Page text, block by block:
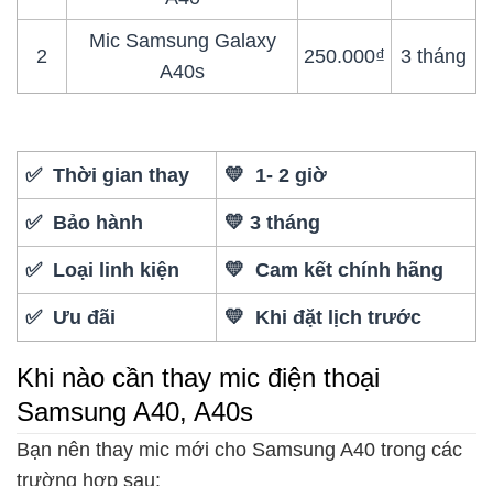
2
Mic Samsung Galaxy
A40s
250.000₫ 3 tháng
✅ Thời gian thay 💛 1- 2 giờ
✅ Bảo hành 💛 3 tháng
✅ Loại linh kiện 💛 Cam kết chính hãng
✅ Ưu đãi 💛 Khi đặt lịch trước
Khi nào cần thay mic điện thoại
Samsung A40, A40s
Bạn nên thay mic mới cho Samsung A40 trong các
trường hợp sau: